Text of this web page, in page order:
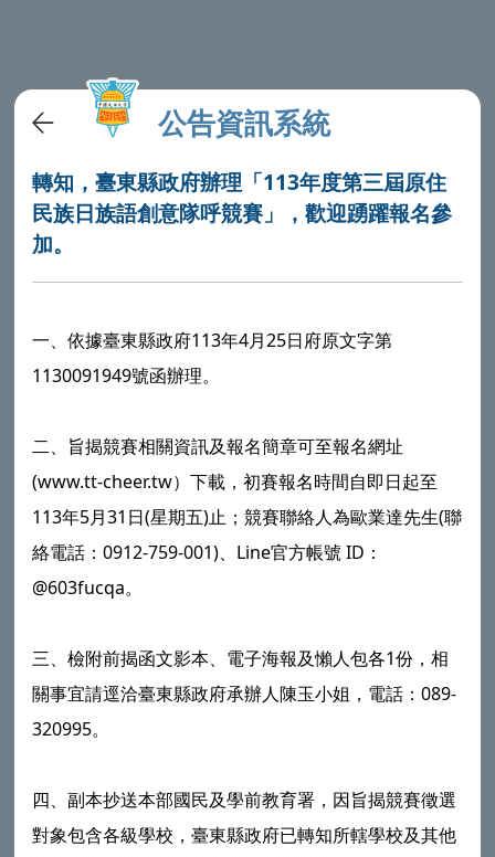
公告資訊系統
轉知，臺東縣政府辦理「113年度第三屆原住
民族日族語創意隊呼競賽」，歡迎踴躍報名參
加。
一、依據臺東縣政府113年4月25日府原文字第
1130091949號函辦理。
二、旨揭競賽相關資訊及報名簡章可至報名網址
(www.tt-cheer.tw）下載，初賽報名時間自即日起至
113年5月31日(星期五)止；競賽聯絡人為歐業達先生(聯
絡電話：0912-759-001)、Line官方帳號 ID：
@603fucqa。
三、檢附前揭函文影本、電子海報及懶人包各1份，相
關事宜請逕洽臺東縣政府承辦人陳玉小姐，電話：089-
320995。
四、副本抄送本部國民及學前教育署，因旨揭競賽徵選
對象包含各級學校，臺東縣政府已轉知所轄學校及其他